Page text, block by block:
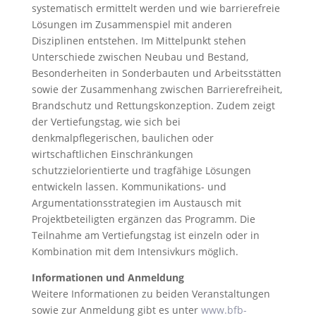
systematisch ermittelt werden und wie barrierefreie
Lösungen im Zusammenspiel mit anderen
Disziplinen entstehen. Im Mittelpunkt stehen
Unterschiede zwischen Neubau und Bestand,
Besonderheiten in Sonderbauten und Arbeitsstätten
sowie der Zusammenhang zwischen Barrierefreiheit,
Brandschutz und Rettungskonzeption. Zudem zeigt
der Vertiefungstag, wie sich bei
denkmalpflegerischen, baulichen oder
wirtschaftlichen Einschränkungen
schutzzielorientierte und tragfähige Lösungen
entwickeln lassen. Kommunikations- und
Argumentationsstrategien im Austausch mit
Projektbeteiligten ergänzen das Programm. Die
Teilnahme am Vertiefungstag ist einzeln oder in
Kombination mit dem Intensivkurs möglich.
Informationen und Anmeldung
Weitere Informationen zu beiden Veranstaltungen
sowie zur Anmeldung gibt es unter www.bfb-